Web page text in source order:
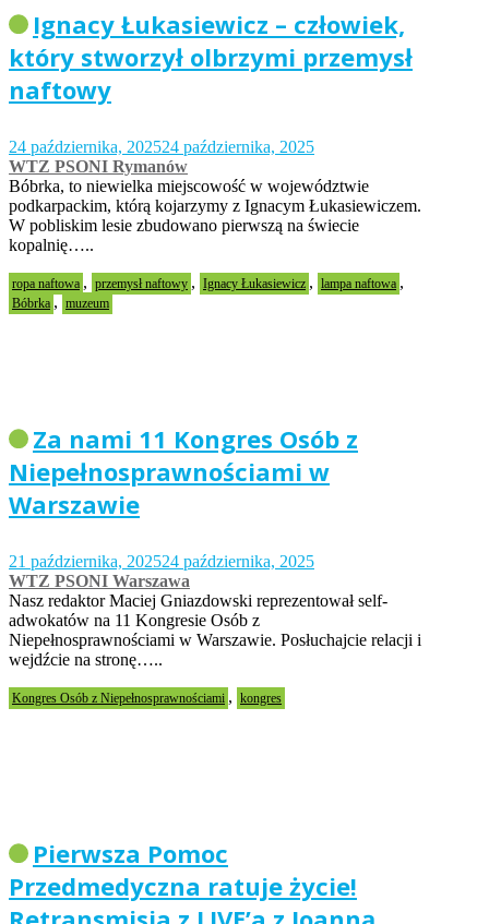
Ignacy Łukasiewicz – człowiek,
który stworzył olbrzymi przemysł
naftowy
24 października, 202524 października, 2025
WTZ PSONI Rymanów
Bóbrka, to niewielka miejscowość w województwie
podkarpackim, którą kojarzymy z Ignacym Łukasiewiczem.
W pobliskim lesie zbudowano pierwszą na świecie
kopalnię…..
ropa naftowa , przemysł naftowy , Ignacy Łukasiewicz , lampa naftowa ,
Bóbrka , muzeum
Za nami 11 Kongres Osób z
Niepełnosprawnościami w
Warszawie
21 października, 202524 października, 2025
WTZ PSONI Warszawa
Nasz redaktor Maciej Gniazdowski reprezentował self-
adwokatów na 11 Kongresie Osób z
Niepełnosprawnościami w Warszawie. Posłuchajcie relacji i
wejdźcie na stronę…..
Kongres Osób z Niepełnosprawnościami , kongres
Pierwsza Pomoc
Przedmedyczna ratuje życie!